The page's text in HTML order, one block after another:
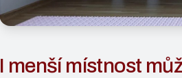
I menší místnost